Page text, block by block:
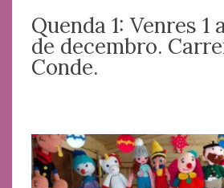
Quenda 1: Venres 1
de decembro.
Conde.